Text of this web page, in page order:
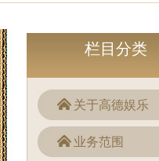
栏目分类
关于高德娱乐
业务范围